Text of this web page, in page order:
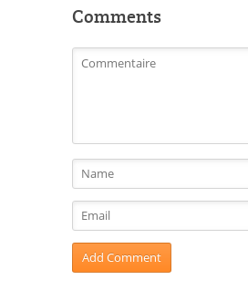
Comments